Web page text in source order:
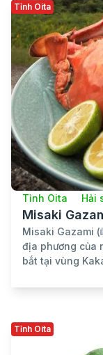
Tỉnh Oita
Tỉnh Oita Hải
Misaki
Misaki Gazami
địa phương của
bắt tại vùng
Tỉnh Oita